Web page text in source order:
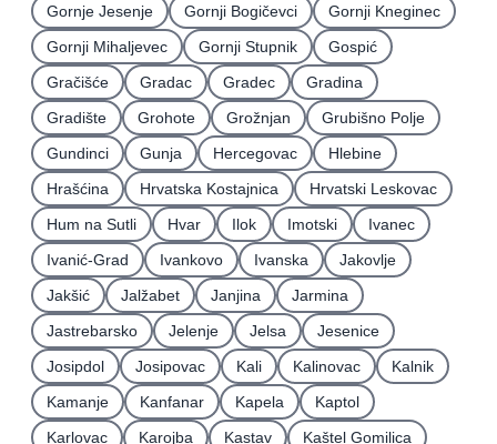
Gornje Jesenje
Gornji Bogičevci
Gornji Kneginec
Gornji Mihaljevec
Gornji Stupnik
Gospić
Gračišće
Gradac Gradec
Gradina
Gradište
Grohote Grožnjan
Grubišno Polje
Gundinci
Gunja Hercegovac
Hlebine
Hrašćina
Hrvatska Kostajnica
Hrvatski Leskovac
Hum na Sutli
Hvar Ilok Imotski
Ivanec
Ivanić-Grad
Ivankovo Ivanska
Jakovlje
Jakšić
Jalžabet Janjina
Jarmina
Jastrebarsko
Jelenje Jelsa
Jesenice
Josipdol
Josipovac Kali Kalinovac
Kalnik
Kamanje
Kanfanar Kapela
Kaptol
Karlovac
Karojba Kastav Kaštel Gomilica